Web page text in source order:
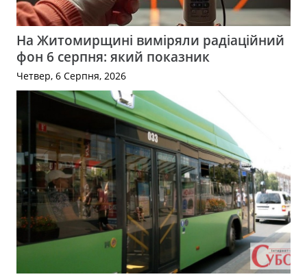
На Житомирщині виміряли радіаційний
фон 6 серпня: який показник
Четвер, 6 Серпня, 2026